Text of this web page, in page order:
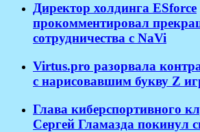
Директор холдинга ESforce
прокомментировал
сотрудничества с NaVi
​Virtus.pro разорвала
с нарисовавшим букву Z
Глава киберспортивного
Сергей Гламазда покинул